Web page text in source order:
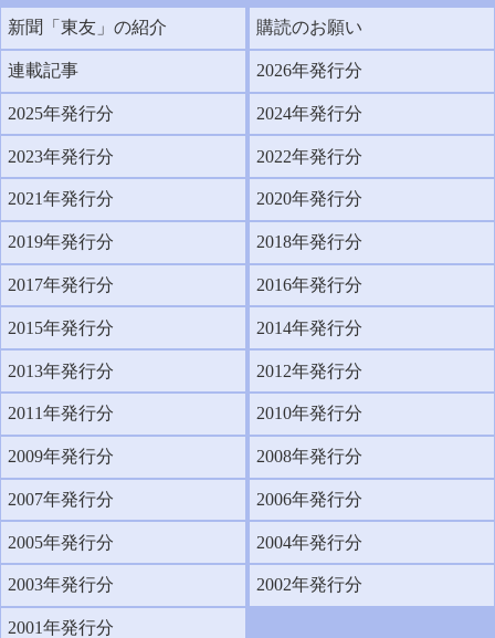
新聞「東友」の紹介 購読のお願い
連載記事 2026年発行分
2025年発行分 2024年発行分
2023年発行分 2022年発行分
2021年発行分 2020年発行分
2019年発行分 2018年発行分
2017年発行分 2016年発行分
2015年発行分 2014年発行分
2013年発行分 2012年発行分
2011年発行分 2010年発行分
2009年発行分 2008年発行分
2007年発行分 2006年発行分
2005年発行分 2004年発行分
2003年発行分 2002年発行分
2001年発行分